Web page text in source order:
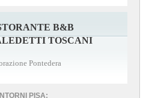
B&B
TOSCANI
Pontedera
PISA: